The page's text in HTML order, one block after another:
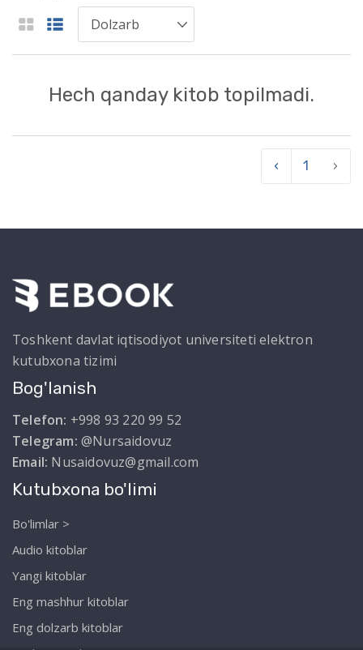
Hech qanday kitob topilmadi.
‹ 1 ›
Toshkent davlat iqtisodiyot universiteti elektron
kutubxona tizimi
Bog'lanish
Telefon: +998 93 220 99 52
Telegram: @Nursaidovuz
Email: Nusaidovuz@gmail.com
Kutubxona bo'limi
Bo'limlar >
Audio kitoblar
Yangi kitoblar
Eng mashhur kitoblar
Eng dolzarb kitoblar